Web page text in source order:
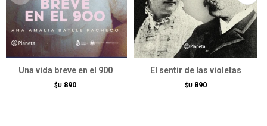
Una vida breve en el 900
$U 890
El sentir de las violetas
$U 890